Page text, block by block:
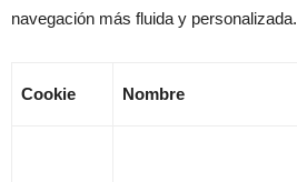
navegación más fluida y personalizada.
Cookie Nombre